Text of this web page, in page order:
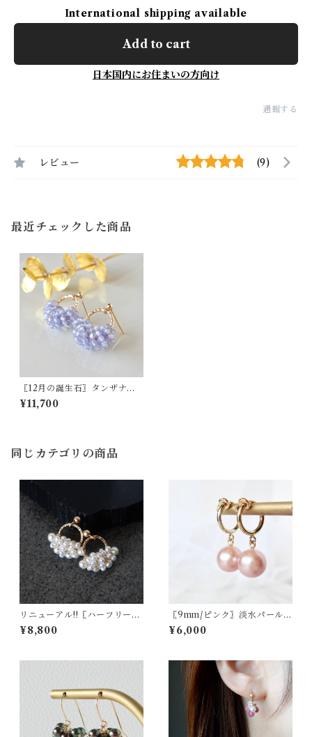
International shipping available
Add to cart
日本国内にお住まいの方向け
通報する
レビュー (9)
最近チェックした商品
〖12月の誕生石〗タンザナイ
トハーフリースピアス/イヤリ
ング 14kgf【1640】
¥11,700
同じカテゴリの商品
リニューアル!!〖ハーフリー
ス/Sサイズ〗淡水パールピア
ス/イヤリング14kgf【1942】
¥8,800
〖9mm/ピンク〗淡水パールピ
アス/イヤリング14kgf【190
1】
¥6,000